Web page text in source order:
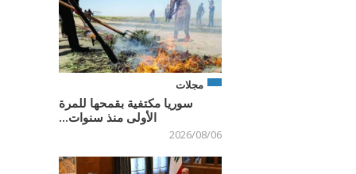
مجلات
سوريا مكتفية بقمحها للمرة
الأولى منذ سنوات...
2026/08/06